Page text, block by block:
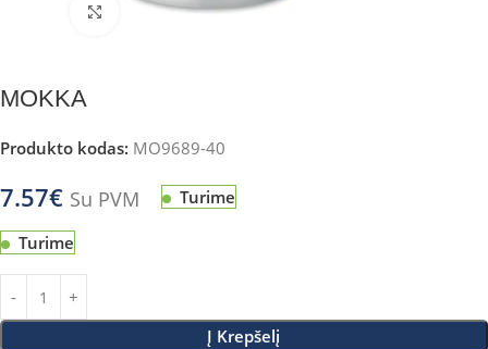
Click to enlarge
MOKKA
Produkto kodas: MO9689-40
7.57€ Su PVM Turime
Turime
Į Krepšelį